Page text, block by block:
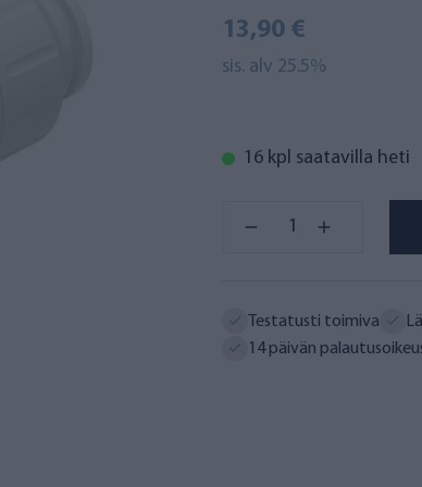
13,90 €
sis. alv 25.5%
16 kpl saatavilla heti
Testatusti toimiva
14 päivän